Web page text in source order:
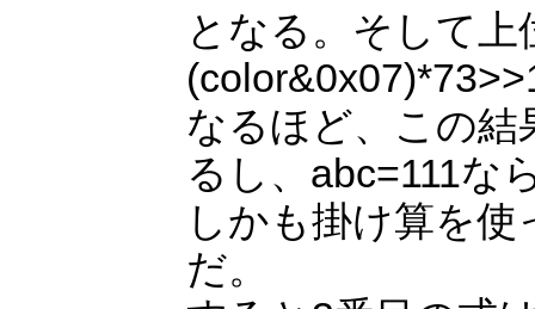
となる。そして
なるほど、この結
るし、abc=111な
しかも掛け算を
だ。